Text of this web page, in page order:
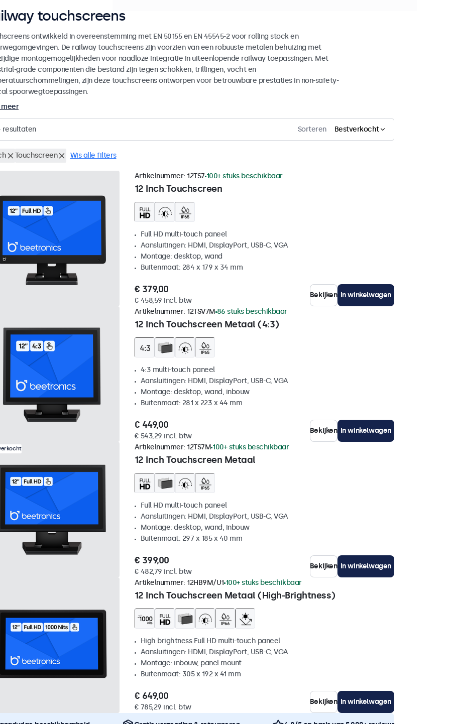
touchscreens
ontwikkeld in overeenstemming met EN 50155 en EN 45545-2 voor rolling stock en
De railway touchscreens zijn voorzien van een robuuste metalen behuizing met
montagemogelijkheden voor naadloze integratie in uiteenlopende railway toepassingen. Met
grade componenten die bestand zijn tegen schokken, trillingen, vocht en
zijn deze touchscreens ontworpen voor betrouwbare prestaties in non-safety-
spoorwegtoepassingen.
meer
resultaten Sorteren Bestverkocht
Touchscreen Wis alle filters
12 Inch Touchscreen
Artikelnummer: 12TS7 100+ stuks beschikbaar
Full HD multi-touch paneel
Aansluitingen: HDMI, DisplayPort, USB-C, VGA
Montage: desktop, wand
Buitenmaat: 284 x 179 x 34 mm
€ 379,00
€ 458,59 incl. btw
Bekijken In winkelwagen
12 Inch Touchscreen Metaal (4:3)
Artikelnummer: 12TSV7M 86 stuks beschikbaar
4:3 multi-touch paneel
Aansluitingen: HDMI, DisplayPort, USB-C, VGA
Montage: desktop, wand, inbouw
Buitenmaat: 281 x 223 x 44 mm
€ 449,00
€ 543,29 incl. btw
Bekijken In winkelwagen
12 Inch Touchscreen Metaal
Artikelnummer: 12TS7M 100+ stuks beschikbaar
Full HD multi-touch paneel
Aansluitingen: HDMI, DisplayPort, USB-C, VGA
Montage: desktop, wand, inbouw
Buitenmaat: 297 x 185 x 40 mm
€ 399,00
€ 482,79 incl. btw
Bekijken In winkelwagen
12 Inch Touchscreen Metaal (High-Brightness)
Artikelnummer: 12HB9M/U1 100+ stuks beschikbaar
High brightness Full HD multi-touch paneel
Aansluitingen: HDMI, DisplayPort, USB-C, VGA
Montage: inbouw, panel mount
Buitenmaat: 305 x 192 x 41 mm
€ 649,00
€ 785,29 incl. btw
Bekijken In winkelwagen